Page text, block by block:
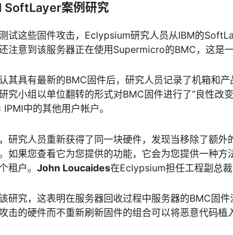
SoftLayer案例研究
试这些固件攻击，Eclypsium研究人员从IBM的
注意到该服务器正在使用Supermicro的BMC，这是
其具有最新的BMC固件后，研究人员记录了机箱和
究小组以单位翻转的形式对BMC固件进行了“良性改
IPMI中的其他用户帐户。
研究人员重新获得了同一块硬件，发现当移除了额
如果您查看它为您提供的功能，它会为您提供一种
租户。 John Loucaides在Eclypsium担任工程副总裁
研究，这表明在服务器回收过程中服务器的BMC固
击的硬件而不重新刷新固件的组合可以将恶意代码植